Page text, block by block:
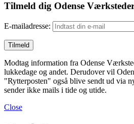
Tilmeld dig Odense
E-mailadresse:
Modtag information fra Odense
lukkedage og andet. Derudover vil
"Rytterposten" også blive sendt ud via
sender ikke mails i tide og utide.
Close